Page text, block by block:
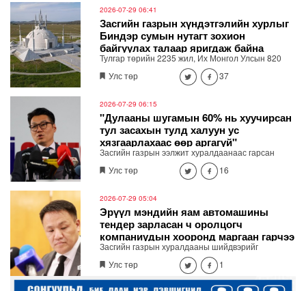
Е.Зангар байр сууриа илэрхийлсэн байна.
2026-07-29 06:41
Засгийн газрын хүндэтгэлийн хурлыг
Биндэр сумын нутагт зохион
байгуулах талаар яригдаж байна
Тулгар төрийн 2235 жил, Их Монгол Улсын 820
жилийн түүхт ой энэ жил тохиож байна. Энэхүү
түүхт ойг тохиолдуулан Засгийн газрын
сумын нутаг дахь Чингис хаан музейн харьяаны
түүх соёл, аялал жуулчлалын “Их хуралдай”
цогцолборт зохион байгуулах талаар яригдаж
байна.
Улс төр 37
2026-07-29 06:15
"Дулааны шугамын 60% нь хуучирсан
тул засахын тулд халуун ус
хязгаарлахаас өөр аргагүй"
Засгийн газрын ээлжит хуралдаанаас гарсан
зарим шийдвэрүүдийг танилцуулж байна. Хотын
дарга Б.Пүрэвдагва мэдээлэл өглөө.
Улс төр 16
2026-07-29 05:04
Эрүүл мэндийн яам автомашины
тендер зарласан ч оролцогч
компаниудын хооронд маргаан гарчээ
Засгийн газрын хуралдааны шийдвэрийг
Улс төр 1